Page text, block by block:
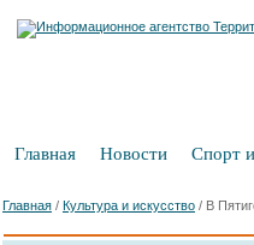
Главная Новости Спорт
Главная / Культура и искусство / В